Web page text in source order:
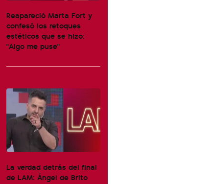
Reapareció Marta Fort y
confesó los retoques
estéticos que se hizo:
"Algo me puse"
La verdad detrás del final
de LAM: Ángel de Brito